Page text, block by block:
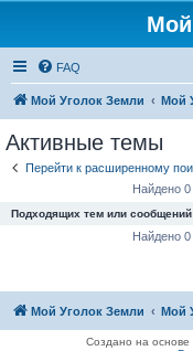
Мой
FAQ
Мой Уголок Земли Мой
Активные темы
Перейти к расширенному
Найдено 0
Подходящих тем или сообщений
Найдено 0
Мой Уголок Земли Мой
Создано на основе